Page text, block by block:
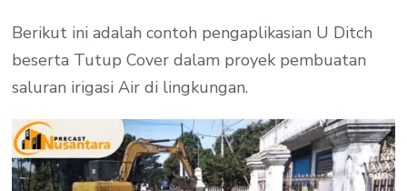
Berikut ini adalah contoh pengaplikasian U Ditch
beserta Tutup Cover dalam proyek pembuatan
saluran irigasi Air di lingkungan.